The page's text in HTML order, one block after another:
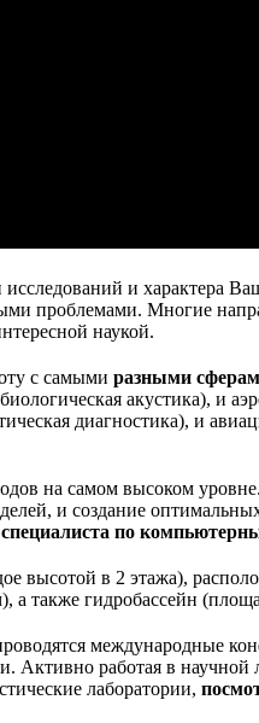
исследований и характера
проблемами. Многие
наукой.
с самыми разными
акустика), и
диагностика), и
на самом высоком
и создание
специалиста по
высотой в 2 этажа),
также гидробассейн
международные
работая в научной
лаборатории,